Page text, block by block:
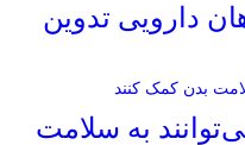
دارویی تدوین
به سلامت